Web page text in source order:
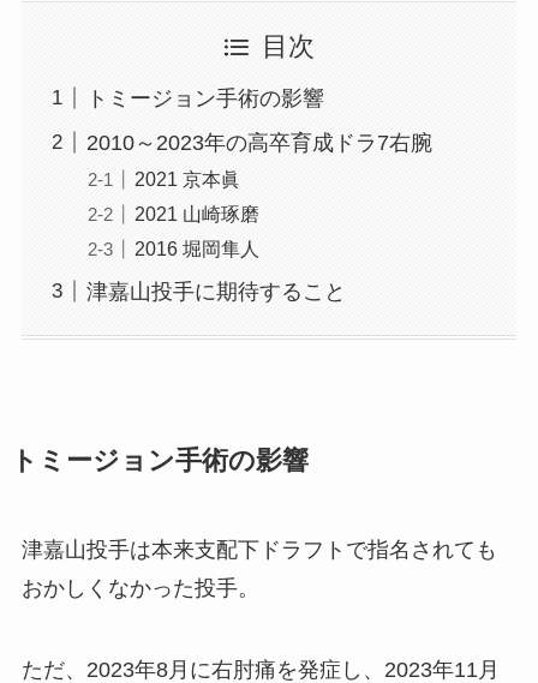
目次
トミージョン手術の影響
2010～2023年の高卒育成ドラ7右腕
2021 京本眞
2021 山崎琢磨
2016 堀岡隼人
津嘉山投手に期待すること
トミージョン手術の影響
津嘉山投手は本来支配下ドラフトで指名されても
おかしくなかった投手。
ただ、2023年8月に右肘痛を発症し、2023年11月